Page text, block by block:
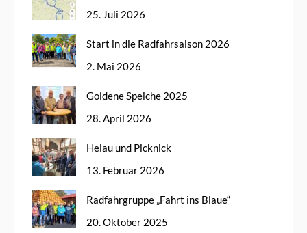
25. Juli 2026
Start in die Radfahrsaison 2026
2. Mai 2026
Goldene Speiche 2025
28. April 2026
Helau und Picknick
13. Februar 2026
Radfahrgruppe „Fahrt ins Blaue“
20. Oktober 2025